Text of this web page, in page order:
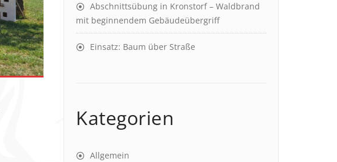
Abschnittsübung in Kronstorf – Waldbrand
mit beginnendem Gebäudeübergriff
Einsatz: Baum über Straße
Kategorien
Allgemein